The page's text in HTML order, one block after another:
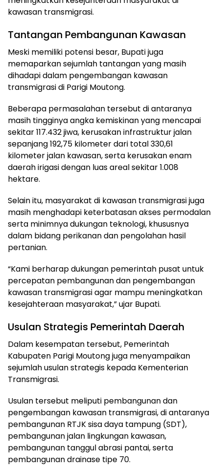
kawasan transmigrasi.
Tantangan Pembangunan Kawasan
Meski memiliki potensi besar, Bupati juga
memaparkan sejumlah tantangan yang masih
dihadapi dalam pengembangan kawasan
transmigrasi di Parigi Moutong.
Beberapa permasalahan tersebut di antaranya
masih tingginya angka kemiskinan yang mencapai
sekitar 117.432 jiwa, kerusakan infrastruktur jalan
sepanjang 192,75 kilometer dari total 330,61
kilometer jalan kawasan, serta kerusakan enam
daerah irigasi dengan luas areal sekitar 1.008
hektare.
Selain itu, masyarakat di kawasan transmigrasi juga
masih menghadapi keterbatasan akses permodalan
serta minimnya dukungan teknologi, khususnya
dalam bidang perikanan dan pengolahan hasil
pertanian.
“Kami berharap dukungan pemerintah pusat untuk
percepatan pembangunan dan pengembangan
kawasan transmigrasi agar mampu meningkatkan
kesejahteraan masyarakat,” ujar Bupati.
Usulan Strategis Pemerintah Daerah
Dalam kesempatan tersebut, Pemerintah
Kabupaten Parigi Moutong juga menyampaikan
sejumlah usulan strategis kepada Kementerian
Transmigrasi.
Usulan tersebut meliputi pembangunan dan
pengembangan kawasan transmigrasi, di antaranya
pembangunan RTJK sisa daya tampung (SDT),
pembangunan jalan lingkungan kawasan,
pembangunan tanggul abrasi pantai, serta
pembangunan drainase tipe 70.